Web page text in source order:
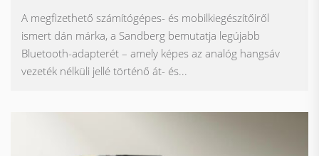
A megfizethető számítógépes- és mobilkiegészítőiről
ismert dán márka, a Sandberg bemutatja legújabb
Bluetooth-adapterét – amely képes az analóg hangsáv
vezeték nélküli jellé történő át- és...